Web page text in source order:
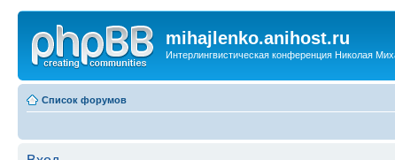
mihajlenko.anihost.ru
Интерлингвистическая конференция Николая
Список форумов